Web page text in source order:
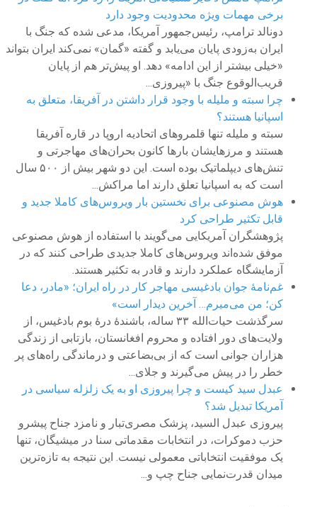
برخی مهمات ویژه محدودیت وجود دارد
دونالد ترامپ، رئیس‌جمهور آمریکا، مدعی شده که جنگ با
ایران به‌زودی پایان می‌یابد و گفته «گمان» نمی‌کند ایران بتواند
«خیلی بیشتر از این ادامه» دهد. او پیش‌تر هم از پایان
قریب‌الوقوع جنگ با «پیروزی...
چرا سبته و ملیله با وجود قرار داشتن در آفریقا، متعلق به
اسپانیا هستند؟
سبته و ملیله تنها قلمروهای اتحادیه اروپا در قاره آفریقا
هستند و مرزهایشان بارها کانون بحران‌های مهاجرتی و
تنش‌های دیپلماتیک بوده است. این دو شهر بیش از ۵۰۰ سال
است که به اسپانیا تعلق دارند اما مراکش...
هوش مصنوعی برای نخستین بار ویروس‌های کاملا جدید و
قابل تکثیر طراحی کرد
پژوهشگران آمریکایی می‌گویند با استفاده از هوش مصنوعی
موفق شده‌اند ویروس‌های کاملا جدیدی طراحی کنند که در
آزمایشگاه عملکرد دارند و قادر به تکثیر هستند.
غم‌نامهٔ جوان بادغیسی مهاجر کار در راه ایران؛ «مادر، دعا
کن؛ من می‌میرم… آخرین دیدار است»
سرگذشت حیات‌الله ۳۳ ساله، باشندهٔ‌ درهٔ بوم بادغیس،‌ از
ولایت‌های دور افتاده و محروم افغانستان، بازتابی از زندگی
هزاران جوانی است که از بی‌بضاعتی و درماندگی راه‌های پر
خطر را در پیش می‌گیرند و جلای...
عبدل سید کیست و چرا پیروزی‌ او به یک زلزله سیاسی در
آمریکا تبدیل شد؟
پیروزی عبدل السید، پزشک مصری‌تبار و نامزد جناح پیشرو
حزب دموکرات، در انتخابات مقدماتی سنا در میشیگان، تنها
یک موفقیت انتخاباتی معمولی نیست. این نتیجه به تازه‌ترین
میدان قدرت‌نمایی جناح چپ و...